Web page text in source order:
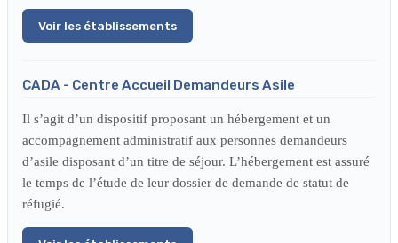
Voir les établissements
CADA - Centre Accueil Demandeurs Asile
Il s’agit d’un dispositif proposant un hébergement et un
accompagnement administratif aux personnes demandeurs
d’asile disposant d’un titre de séjour. L’hébergement est assuré
le temps de l’étude de leur dossier de demande de statut de
réfugié.